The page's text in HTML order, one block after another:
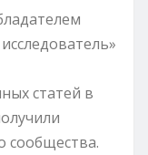
статей в
сообщества.